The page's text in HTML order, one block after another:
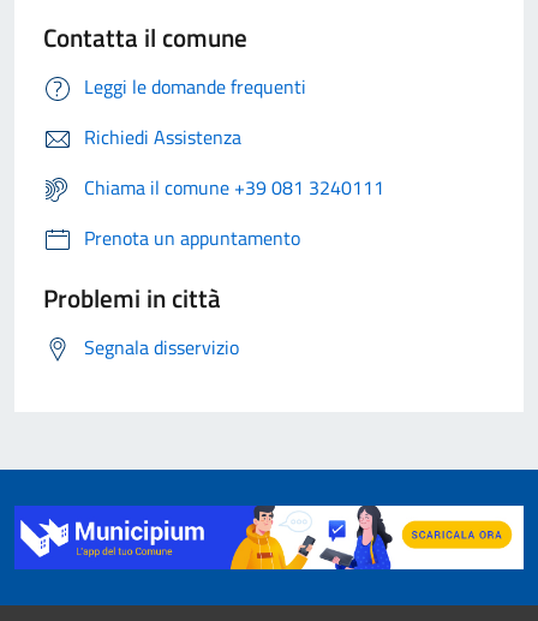
Contatta il comune
Leggi le domande frequenti
Richiedi Assistenza
Chiama il comune +39 081 3240111
Prenota un appuntamento
Problemi in città
Segnala disservizio